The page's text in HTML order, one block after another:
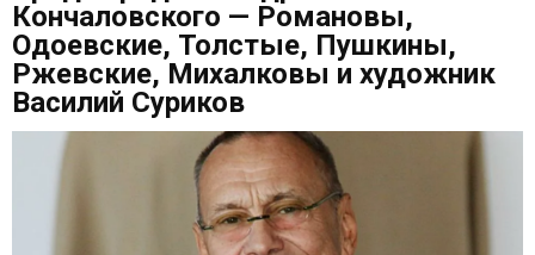
Кончаловского — Романовы,
Одоевские, Толстые, Пушкины,
Ржевские, Михалковы и художник
Василий Суриков